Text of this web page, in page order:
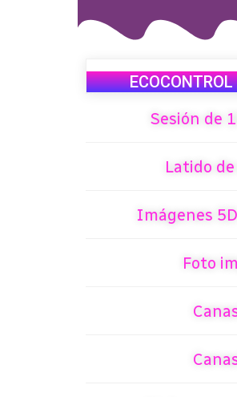
Sesión de
Latido
Imágenes
Foto